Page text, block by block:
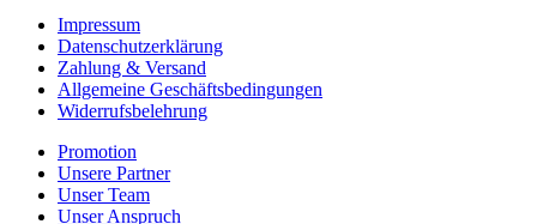
Impressum
Datenschutzerklärung
Zahlung & Versand
Allgemeine Geschäftsbedingungen
Widerrufsbelehrung
Promotion
Unsere Partner
Unser Team
Unser Anspruch